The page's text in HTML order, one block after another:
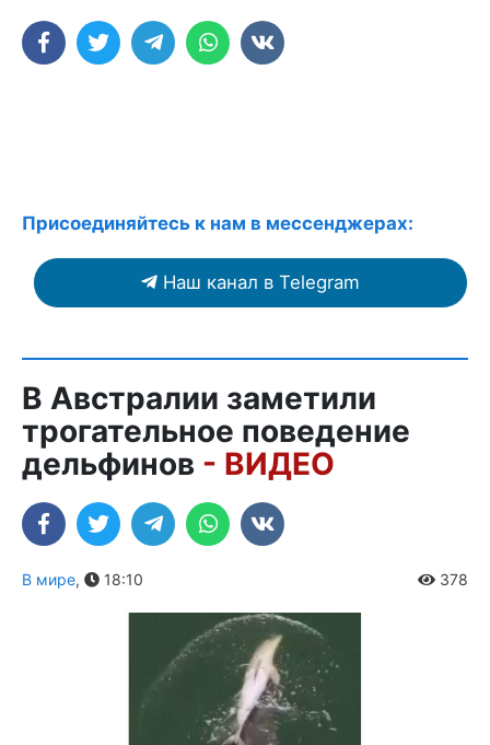
Присоединяйтесь к нам в мессенджерах:
Наш канал в Telegram
В Австралии заметили
трогательное поведение
дельфинов - ВИДЕО
В мире, 18:10 378